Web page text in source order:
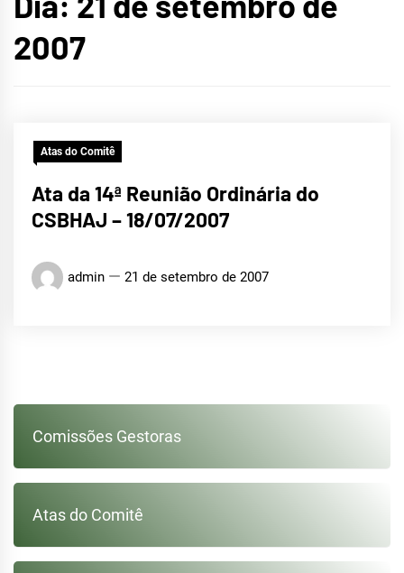
2007
Atas do Comitê
Ata da 14ª Reunião Ordinária do
CSBHAJ – 18/07/2007
admin 21 de setembro de 2007
Comissões Gestoras
Atas do Comitê